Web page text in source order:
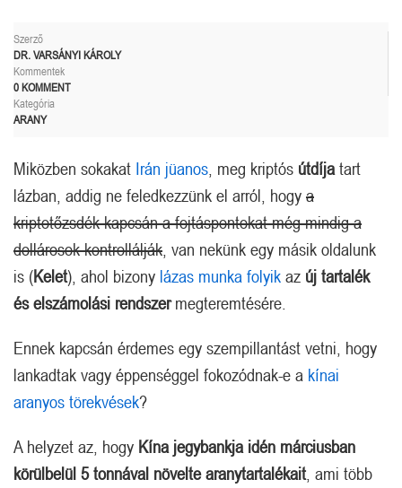
Szerző
DR. VARSÁNYI KÁROLY
Kommentek
0 KOMMENT
Kategória
ARANY
Miközben sokakat Irán jüanos , meg kriptós útdíja tart
lázban, addig ne feledkezzünk el arról, hogy a
kriptotőzsdék kapcsán a fojtáspontokat még mindig a
dollárosok kontrollálják , van nekünk egy másik oldalunk
is (Kelet), ahol bizony lázas munka folyik az új tartalék
és elszámolási rendszermegteremtésére.
Ennek kapcsán érdemes egy szempillantást vetni, hogy
lankadtak vagy éppenséggel fokozódnak-e a kínai
aranyos törekvések?
A helyzet az, hogy Kína jegybankja idén márciusban
körülbelül 5 tonnával növelte aranytartalékait , ami több